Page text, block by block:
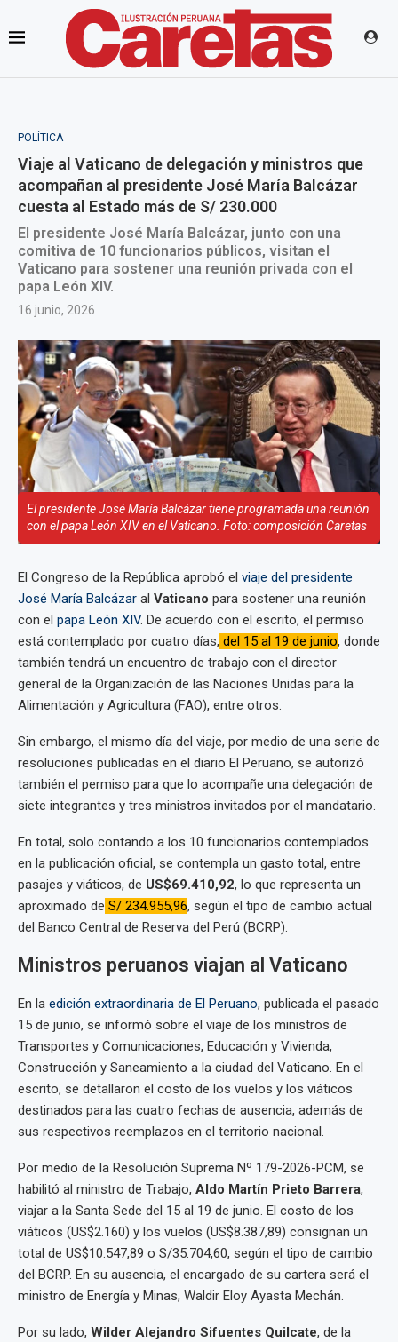
POLÍTICA
Viaje al Vaticano de delegación y ministros que
acompañan al presidente José María Balcázar
cuesta al Estado más de S/ 230.000
El presidente José María Balcázar, junto con una
comitiva de 10 funcionarios públicos, visitan el
Vaticano para sostener una reunión privada con el
papa León XIV.
16 junio, 2026
El presidente José María Balcázar tiene programada una reunión
con el papa León XIV en el Vaticano. Foto: composición Caretas
El Congreso de la República aprobó el viaje del presidente
José María Balcázar al Vaticano para sostener una reunión
con el papa León XIV. De acuerdo con el escrito, el permiso
está contemplado por cuatro días, del 15 al 19 de junio, donde
también tendrá un encuentro de trabajo con el director
general de la Organización de las Naciones Unidas para la
Alimentación y Agricultura (FAO), entre otros.
Sin embargo, el mismo día del viaje, por medio de una serie de
resoluciones publicadas en el diario El Peruano, se autorizó
también el permiso para que lo acompañe una delegación de
siete integrantes y tres ministros invitados por el mandatario.
En total, solo contando a los 10 funcionarios contemplados
en la publicación oficial, se contempla un gasto total, entre
pasajes y viáticos, de US$69.410,92, lo que representa un
aproximado de S/ 234.955,96, según el tipo de cambio actual
del Banco Central de Reserva del Perú (BCRP).
Ministros peruanos viajan al Vaticano
En la edición extraordinaria de El Peruano, publicada el pasado
15 de junio, se informó sobre el viaje de los ministros de
Transportes y Comunicaciones, Educación y Vivienda,
Construcción y Saneamiento a la ciudad del Vaticano. En el
escrito, se detallaron el costo de los vuelos y los viáticos
destinados para las cuatro fechas de ausencia, además de
sus respectivos reemplazos en el territorio nacional.
Por medio de la Resolución Suprema Nº 179-2026-PCM, se
habilitó al ministro de Trabajo, Aldo Martín Prieto Barrera,
viajar a la Santa Sede del 15 al 19 de junio. El costo de los
viáticos (US$2.160) y los vuelos (US$8.387,89) consignan un
total de US$10.547,89 o S/35.704,60, según el tipo de cambio
del BCRP. En su ausencia, el encargado de su cartera será el
ministro de Energía y Minas, Waldir Eloy Ayasta Mechán.
Por su lado, Wilder Alejandro Sifuentes Quilcate, de la